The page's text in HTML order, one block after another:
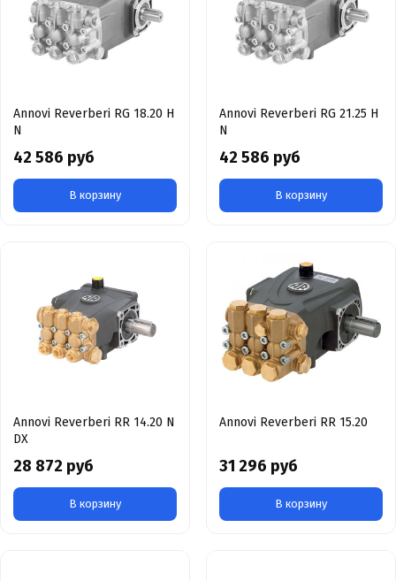
Annovi Reverberi RG 18.20 H
N
42 586 руб
В корзину
Annovi Reverberi RG 21.25 H
N
42 586 руб
В корзину
Annovi Reverberi RR 14.20 N
DX
28 872 руб
В корзину
Annovi Reverberi RR 15.20
31 296 руб
В корзину